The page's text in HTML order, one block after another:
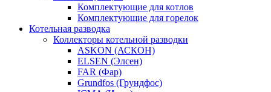
Комплектующие для котлов
Комплектующие для горелок
Котельная разводка
Коллекторы котельной разводки
ASKON (АСКОН)
ELSEN (Элсен)
FAR (Фар)
Grundfos (Грундфос)